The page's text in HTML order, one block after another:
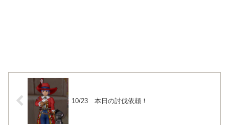
10/23 本日の討伐依頼！